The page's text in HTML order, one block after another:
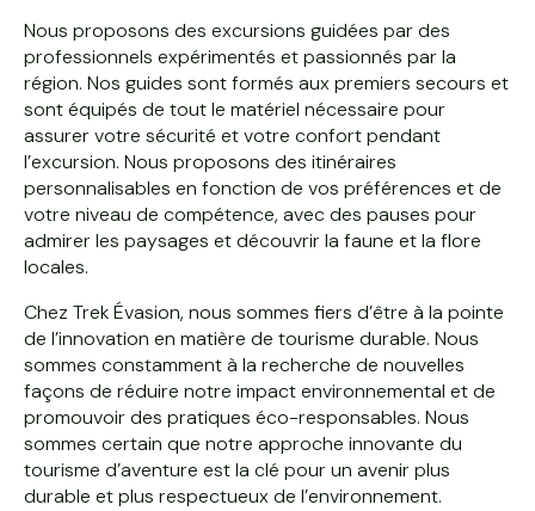
Nous proposons des excursions guidées par des
professionnels expérimentés et passionnés par la
région. Nos guides sont formés aux premiers secours et
sont équipés de tout le matériel nécessaire pour
assurer votre sécurité et votre confort pendant
l’excursion. Nous proposons des itinéraires
personnalisables en fonction de vos préférences et de
votre niveau de compétence, avec des pauses pour
admirer les paysages et découvrir la faune et la flore
locales.
Chez Trek Évasion, nous sommes fiers d’être à la pointe
de l’innovation en matière de tourisme durable. Nous
sommes constamment à la recherche de nouvelles
façons de réduire notre impact environnemental et de
promouvoir des pratiques éco-responsables. Nous
sommes certain que notre approche innovante du
tourisme d’aventure est la clé pour un avenir plus
durable et plus respectueux de l’environnement.